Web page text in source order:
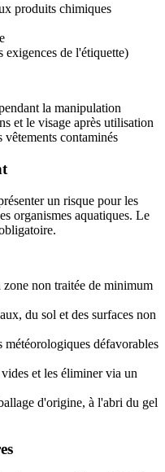
produits chimiques
exigences de l'étiquette)
la manipulation
et le visage après utilisation
vêtements contaminés
un risque pour les
organismes aquatiques. Le
non traitée de minimum
du sol et des surfaces non
défavorables
et les éliminer via un
d'origine, à l'abri du gel